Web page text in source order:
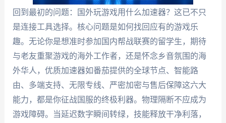
回到最初的问题：国外玩游戏用什么加速器？这已不只
是连接工具选择。核心问题是如何找回应有的游戏乐
趣。无论你是想准时参加国内帮战联赛的留学生，期待
与老友重聚游戏的海外工作者，还是怀念乡音氛围的海
外华人，优质加速器如番茄提供的全球节点、智能路
由、多端支持、无限专线、严密加密与售后保障这六大
能力，都是你征战国服的终极利器。物理隔断不应成为
游戏障碍。当延迟数字瞬间转绿，技能释放干净利落，